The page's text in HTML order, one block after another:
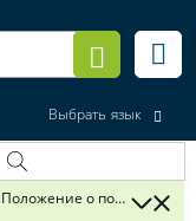
Выбрать язык
о порядке